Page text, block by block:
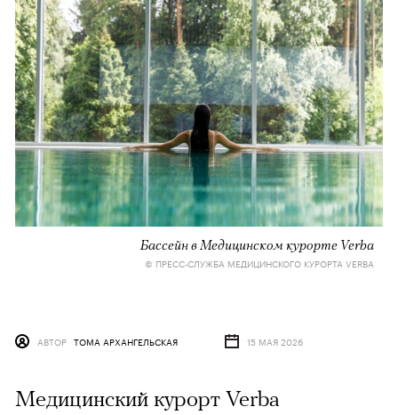
Бассейн в Медицинском курорте Verba
© ПРЕСС-СЛУЖБА МЕДИЦИНСКОГО КУРОРТА VERBA
АВТОР ТОМА АРХАНГЕЛЬСКАЯ 15 МАЯ 2026
Медицинский курорт Verba